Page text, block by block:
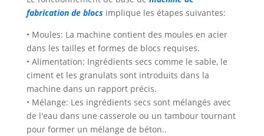
fabrication de blocsimplique les étapes suivantes:
• Moules: La machine contient des moules en acier
dans les tailles et formes de blocs requises.
• Alimentation: Ingrédients secs comme le sable, le
ciment et les granulats sont introduits dans la
machine dans un rapport précis.
• Mélange: Les ingrédients secs sont mélangés avec
de l'eau dans une casserole ou un tambour tournant
pour former un mélange de béton..